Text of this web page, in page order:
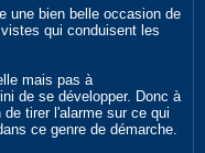
une bien belle occasion de
qui conduisent les
mais pas à
de se développer. Donc à
tirer l'alarme sur ce qui
ce genre de démarche.